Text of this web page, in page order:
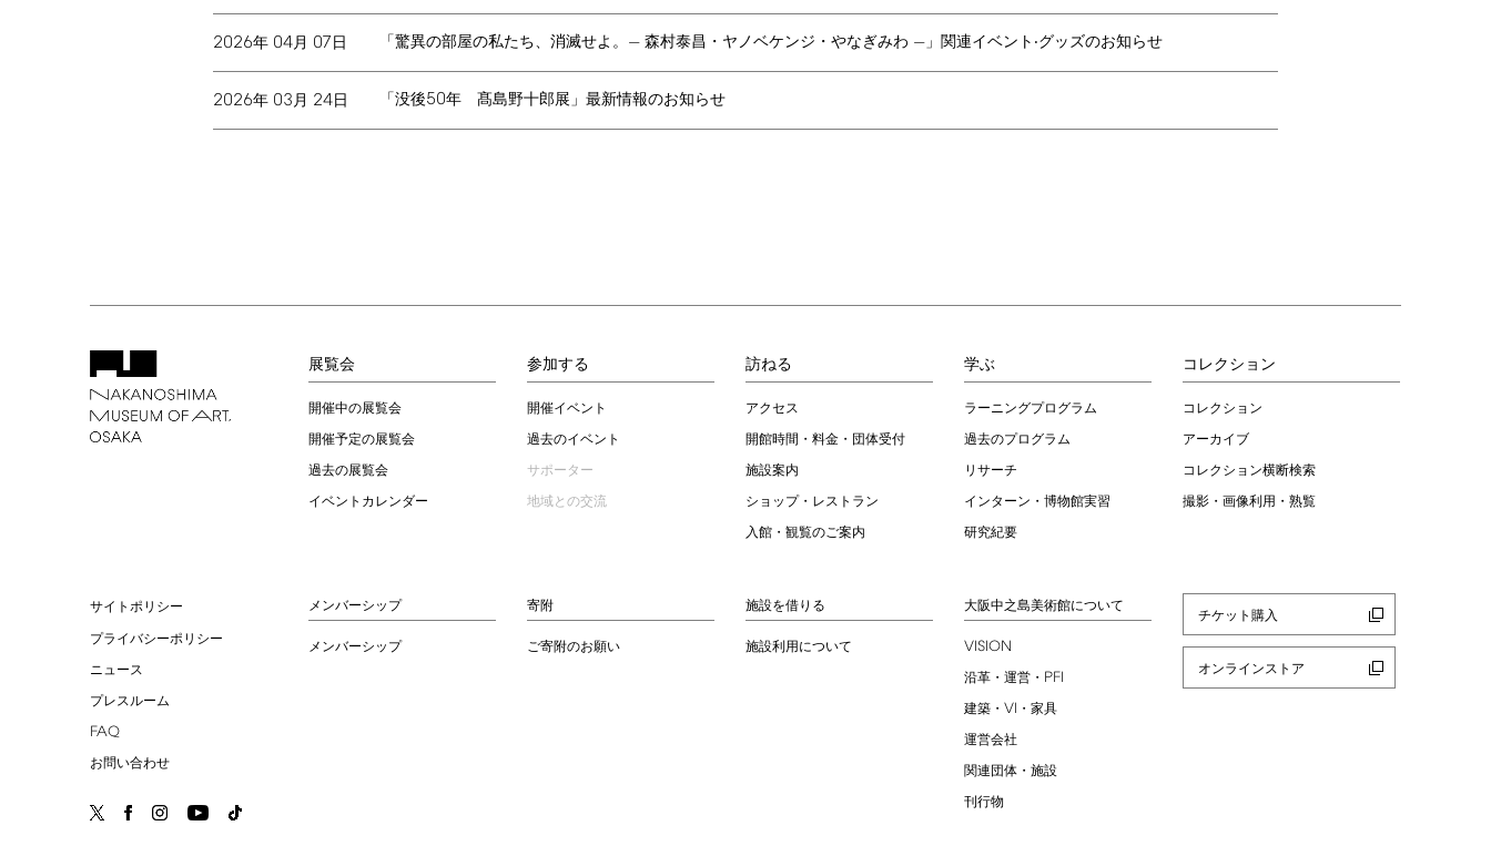
2026年 04月 07日 「驚異の部屋の私たち、消滅せよ。— 森村泰昌・ヤノベケンジ・やなぎみわ —」関連イベント‧グッズのお知らせ
2026年 03月 24日 「没後50年 髙島野十郎展」最新情報のお知らせ
展覧会
開催中の展覧会
開催予定の展覧会
過去の展覧会
イベントカレンダー
参加する
開催イベント
過去のイベント
サポーター
地域との交流
訪ねる
アクセス
開館時間・料金・団体受付
施設案内
ショップ・レストラン
入館・観覧のご案内
学ぶ
ラーニングプログラム
過去のプログラム
リサーチ
インターン・博物館実習
研究紀要
コレクション
コレクション
アーカイブ
コレクション横断検索
撮影・画像利用・熟覧
サイトポリシー
プライバシーポリシー
ニュース
プレスルーム
FAQ
お問い合わせ
メンバーシップ
メンバーシップ
寄附
ご寄附のお願い
施設を借りる
施設利用について
大阪中之島美術館について
VISION
沿革・運営・ PFI
建築・ VI ・家具
運営会社
関連団体・施設
刊行物
チケット購入
オンラインストア